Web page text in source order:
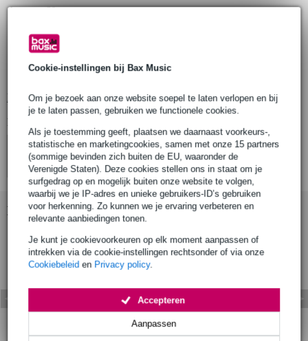
Cookie-instellingen bij Bax Music
Om je bezoek aan onze website soepel te laten verlopen en bij
je te laten passen, gebruiken we functionele cookies.
Als je toestemming geeft, plaatsen we daarnaast voorkeurs-,
statistische en marketingcookies, samen met onze 15 partners
(sommige bevinden zich buiten de EU, waaronder de
Verenigde Staten). Deze cookies stellen ons in staat om je
surfgedrag op en mogelijk buiten onze website te volgen,
waarbij we je IP-adres en unieke gebruikers-ID’s gebruiken
voor herkenning. Zo kunnen we je ervaring verbeteren en
relevante aanbiedingen tonen.
Je kunt je cookievoorkeuren op elk moment aanpassen of
intrekken via de cookie-instellingen rechtsonder of via onze
Cookiebeleid en Privacy policy.
Aanpassen
Accepteren
hoogte: 60 cm
Contestage PLTPRO-1X0.5
Contestage PLTPRO-1X1
Contestage PLTPRO-2X0.5
Bekijk alle productspecificaties
Bekijk ook eens (2)